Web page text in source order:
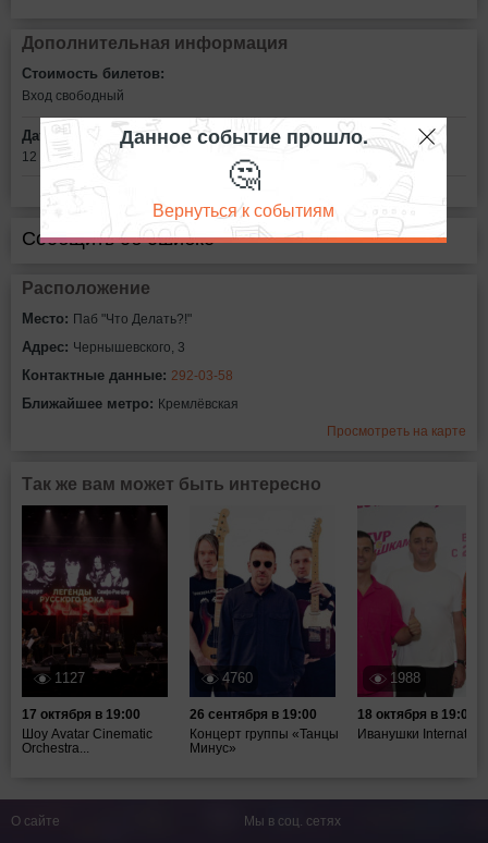
Дополнительная информация
Стоимость билетов:
Вход свободный
Дата:
12 августа в 21:00
Сообщить об ошибке
Расположение
Место: Паб "Что Делать?!"
Адрес: Чернышевского, 3
Контактные данные: 292-03-58
Ближайшее метро: Кремлёвская
Просмотреть на карте
Так же вам может быть интересно
1127
17 октября в 19:00
Шоу Avatar Cinematic
Orchestra...
4760
26 сентября в 19:00
Концерт группы «Танцы
Минус»
1988
18 октября в 19:00
Иванушки
Данное событие прошло.
🤔
Вернуться к событиям
О сайте Мы в соц. сетях